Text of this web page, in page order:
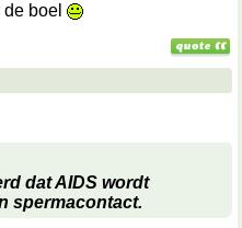
boel
dat AIDS wordt
spermacontact.